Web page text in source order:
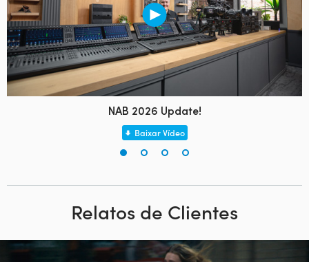
NAB 2026 Update!
Baixar Vídeo
Relatos de Clientes